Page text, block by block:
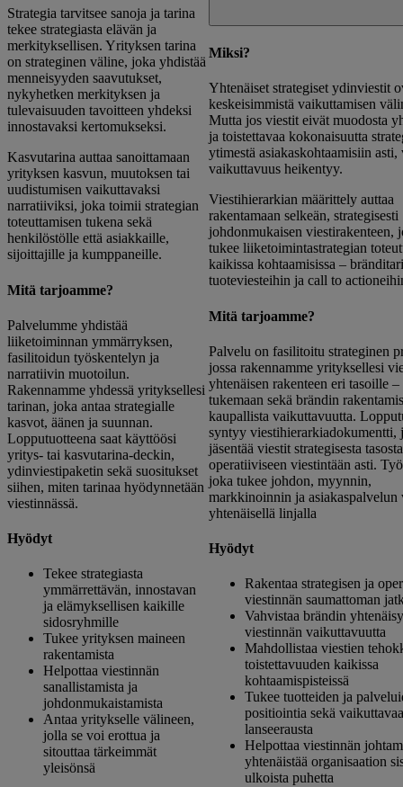
Strategia tarvitsee sanoja ja tarina
tekee strategiasta elävän ja
merkityksellisen. Yrityksen tarina
on strateginen väline, joka yhdistää
menneisyyden saavutukset,
nykyhetken merkityksen ja
tulevaisuuden tavoitteen yhdeksi
innostavaksi kertomukseksi.
Kasvutarina auttaa sanoittamaan
yrityksen kasvun, muutoksen tai
uudistumisen vaikuttavaksi
narratiiviksi, joka toimii strategian
toteuttamisen tukena sekä
henkilöstölle että asiakkaille,
sijoittajille ja kumppaneille.
Mitä tarjoamme?
Palvelumme yhdistää
liiketoiminnan ymmärryksen,
fasilitoidun työskentelyn ja
narratiivin muotoilun.
Rakennamme yhdessä yrityksellesi
tarinan, joka antaa strategialle
kasvot, äänen ja suunnan.
Lopputuotteena saat käyttöösi
yritys- tai kasvutarina-deckin,
ydinviestipaketin sekä suositukset
siihen, miten tarinaa hyödynnetään
viestinnässä.
Hyödyt
Tekee strategiasta
ymmärrettävän, innostavan
ja elämyksellisen kaikille
sidosryhmille
Tukee yrityksen maineen
rakentamista
Helpottaa viestinnän
sanallistamista ja
johdonmukaistamista
Antaa yritykselle välineen,
jolla se voi erottua ja
sitouttaa tärkeimmät
yleisönsä
Miksi?
Yhtenäiset strategiset ydinviestit
keskeisimmistä vaikuttamisen
Mutta jos viestit eivät muodosta
ja toistettavaa kokonaisuutta
ytimestä asiakaskohtaamisiin asti,
vaikuttavuus heikentyy.
Viestihierarkian määrittely auttaa
rakentamaan selkeän, strategisesti
johdonmukaisen viestirakenteen,
tukee liiketoimintastrategian
kaikissa kohtaamisissa –
tuoteviesteihin ja call to
Mitä tarjoamme?
Palvelu on fasilitoitu strateginen
jossa rakennamme yrityksellesi
yhtenäisen rakenteen eri tasoille –
tukemaan sekä brändin
kaupallista vaikuttavuutta.
syntyy viestihierarkiadokumentti,
jäsentää viestit strategisesta tasosta
operatiiviseen viestintään asti.
joka tukee johdon, myynnin,
markkinoinnin ja asiakaspalvelun
yhtenäisellä linjalla
Hyödyt
Rakentaa strategisen ja
viestinnän saumattoman
Vahvistaa brändin
viestinnän vaikuttavuutta
Mahdollistaa viestien
toistettavuuden kaikissa
kohtaamispisteissä
Tukee tuotteiden ja
positiointia sekä vaikuttavaa
lanseerausta
Helpottaa viestinnän
yhtenäistää organisaation
ulkoista puhetta